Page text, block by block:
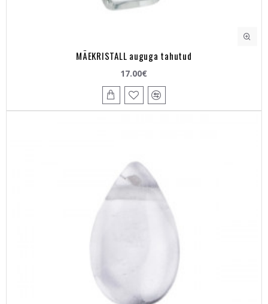
MÄEKRISTALL auguga tahutud
17.00€